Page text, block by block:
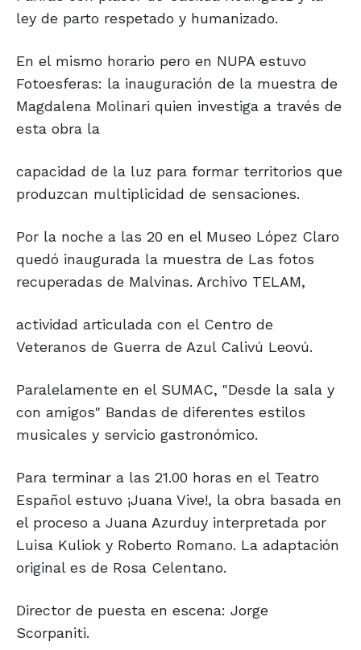
ley de parto respetado y humanizado.
En el mismo horario pero en NUPA estuvo
Fotoesferas: la inauguración de la muestra de
Magdalena Molinari quien investiga a través de
esta obra la
capacidad de la luz para formar territorios que
produzcan multiplicidad de sensaciones.
Por la noche a las 20 en el Museo López Claro
quedó inaugurada la muestra de Las fotos
recuperadas de Malvinas. Archivo TELAM,
actividad articulada con el Centro de
Veteranos de Guerra de Azul Calivú Leovú.
Paralelamente en el SUMAC, "Desde la sala y
con amigos" Bandas de diferentes estilos
musicales y servicio gastronómico.
Para terminar a las 21.00 horas en el Teatro
Español estuvo ¡Juana Vive!, la obra basada en
el proceso a Juana Azurduy interpretada por
Luisa Kuliok y Roberto Romano. La adaptación
original es de Rosa Celentano.
Director de puesta en escena: Jorge
Scorpaniti.